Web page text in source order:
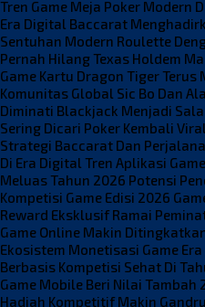
Tren Game Meja Poker Modern
Era Digital Baccarat
Sentuhan Modern Roulette
Pernah HilangTexas Holdem
Game Kartu Dragon Tiger Terus
Komunitas Global Sic Bo Dan
Diminati Blackjack Menjadi
Sering Dicari Poker Kembali
Strategi Baccarat Dan
Di Era Digital Tren Aplikasi
Meluas Tahun 2026 Potensi
Kompetisi Game Edisi 2026
Reward Eksklusif Ramai
Game Online Makin
Ekosistem Monetisasi Game
Berbasis Kompetisi Sehat Di
Game Mobile Beri Nilai Tambah
Hadiah Kompetitif Makin